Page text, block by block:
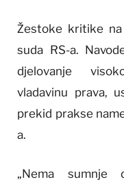
Žestoke kritike
suda RS-a.
djelovanje
vladavinu prava,
prekid prakse
a.
„Nema sumnje